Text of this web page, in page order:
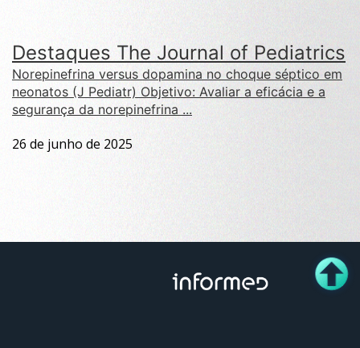
Destaques The Journal of Pediatrics
Norepinefrina versus dopamina no choque séptico em
neonatos (J Pediatr) Objetivo: Avaliar a eficácia e a
segurança da norepinefrina ...
26 de junho de 2025